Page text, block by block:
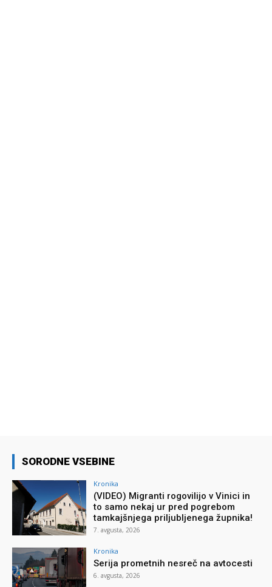
SORODNE VSEBINE
Kronika
(VIDEO) Migranti rogovilijo v Vinici in
to samo nekaj ur pred pogrebom
tamkajšnjega priljubljenega župnika!
7. avgusta, 2026
Kronika
Serija prometnih nesreč na avtocesti
6. avgusta, 2026